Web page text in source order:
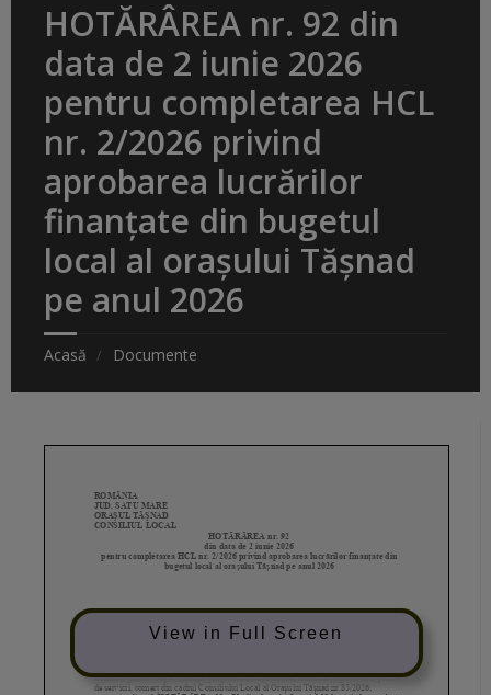
HOTĂRÂREA nr. 92 din
data de 2 iunie 2026
pentru completarea HCL
nr. 2/2026 privind
aprobarea lucrărilor
finanțate din bugetul
local al orașului Tășnad
pe anul 2026
Acasă Documente
View in Full Screen